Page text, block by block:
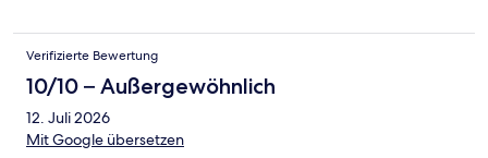
Verifizierte Bewertung
10/10 – Außergewöhnlich
12. Juli 2026
Mit Google übersetzen